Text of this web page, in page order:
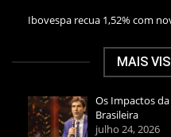
Ibovespa recua 1,52% com
MAIS
Os Impactos
Brasileira
julho 24, 2026